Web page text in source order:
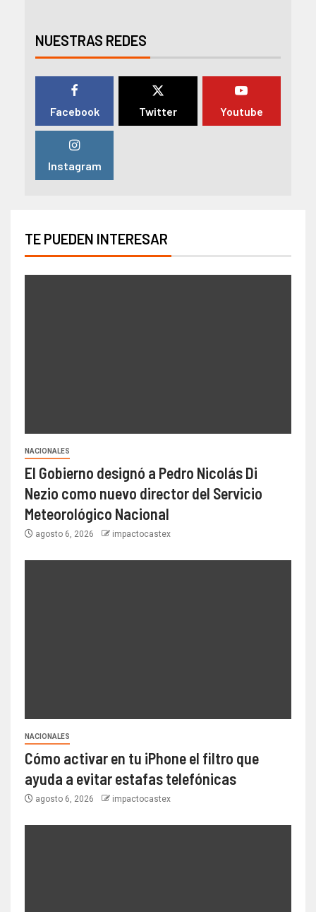
NUESTRAS REDES
Facebook Twitter Youtube
Instagram
TE PUEDEN INTERESAR
NACIONALES
El Gobierno designó a Pedro Nicolás Di
Nezio como nuevo director del Servicio
Meteorológico Nacional
agosto 6, 2026 impactocastex
NACIONALES
Cómo activar en tu iPhone el filtro que
ayuda a evitar estafas telefónicas
agosto 6, 2026 impactocastex